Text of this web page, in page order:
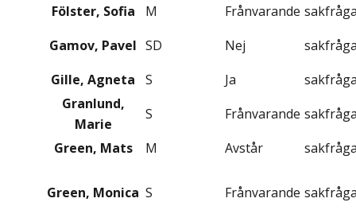
Fölster, Sofia
M Frånvarande
Gamov, Pavel SD Nej
Gille, Agneta
S Ja
Granlund,
Marie
S Frånvarande
Green, Mats
M Avstår
Green, Monica S Frånvarande